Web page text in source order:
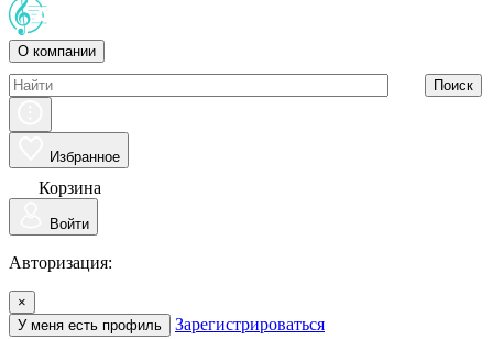
О компании
Поиск
Избранное
Корзина
Войти
Авторизация:
×
У меня есть профиль
Зарегистрироваться